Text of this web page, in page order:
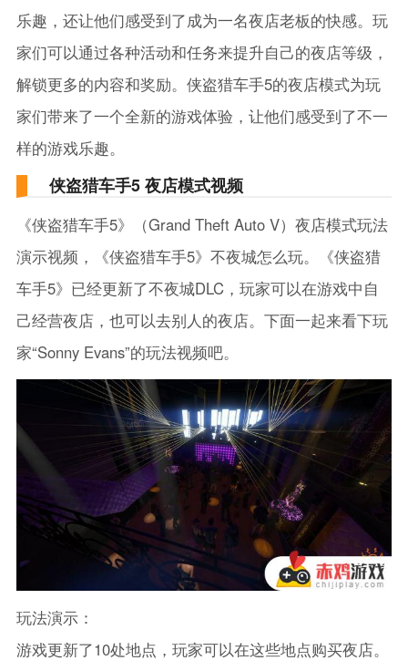
乐趣，还让他们感受到了成为一名夜店老板的快感。玩
家们可以通过各种活动和任务来提升自己的夜店等级，
解锁更多的内容和奖励。侠盗猎车手5的夜店模式为玩
家们带来了一个全新的游戏体验，让他们感受到了不一
样的游戏乐趣。
侠盗猎车手5 夜店模式视频
《侠盗猎车手5》（Grand Theft Auto V）夜店模式玩法
演示视频，《侠盗猎车手5》不夜城怎么玩。《侠盗猎
车手5》已经更新了不夜城DLC，玩家可以在游戏中自
己经营夜店，也可以去别人的夜店。下面一起来看下玩
家“Sonny Evans”的玩法视频吧。
玩法演示：
游戏更新了10处地点，玩家可以在这些地点购买夜店。